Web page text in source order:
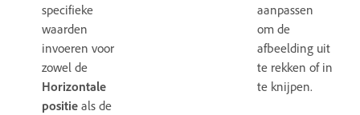
specifieke
waarden
invoeren voor
zowel de
Horizontale
positie als de
aanpassen
om de
afbeelding uit
te rekken of in
te knijpen.